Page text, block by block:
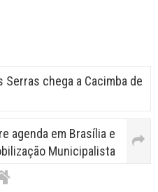
Serras chega a Cacimba de
agenda em Brasília e
Municipalista